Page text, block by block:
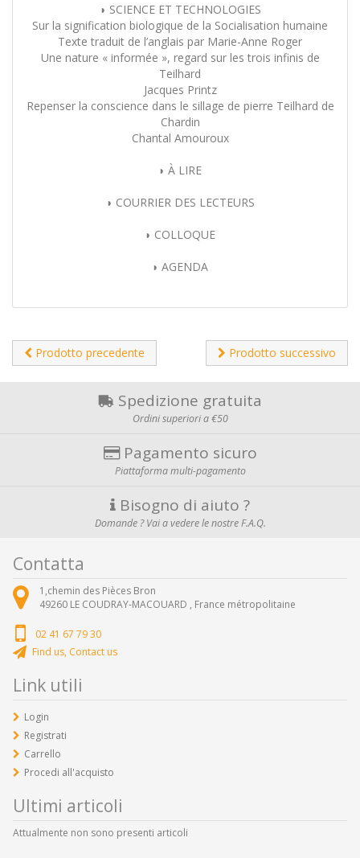
◗ SCIENCE ET TECHNOLOGIES
Sur la signification biologique de la Socialisation humaine
Texte traduit de l’anglais par Marie-Anne Roger
Une nature « informée », regard sur les trois infinis de
Teilhard
Jacques Printz
Repenser la conscience dans le sillage de pierre Teilhard de
Chardin
Chantal Amouroux
◗ À LIRE
◗ COURRIER DES LECTEURS
◗ COLLOQUE
◗ AGENDA
Prodotto precedente Prodotto successivo
Spedizione gratuita
Ordini superiori a €50
Pagamento sicuro
Piattaforma multi-pagamento
Bisogno di aiuto ?
Domande ? Vai a vedere le nostre F.A.Q.
Contatta
1,chemin des Pièces Bron
49260 LE COUDRAY-MACOUARD , France métropolitaine
02 41 67 79 30
Find us, Contact us
Link utili
Login
Registrati
Carrello
Procedi all'acquisto
Ultimi articoli
Attualmente non sono presenti articoli